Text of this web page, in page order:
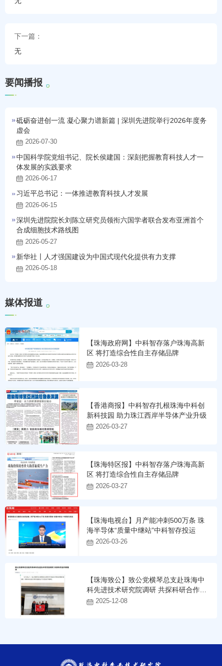
下一篇：
无
要闻播报
砥砺奋进创一流 凝心聚力谱新篇 | 深圳先进院举行2026年度务
虚会
2026-07-30
中国科学院党组书记、院长侯建国：深刻把握教育科技人才一
体发展的实践要求
2026-06-17
习近平总书记：一体推进教育科技人才发展
2026-06-15
深圳先进院院长刘陈立研究员领衔六国学者联合发布亚洲首个
合成细胞技术路线图
2026-05-27
新华社丨人才强国建设为中国式现代化提供有力支撑
2026-05-18
媒体报道
【珠海政府网】中科智存落户珠海高新
区 将打造综合性自主存储品牌
2026-03-28
【香港商报】中科智存扎根珠海中科创
新科技园 助力珠江西岸半导体产业升级
2026-03-27
【珠海特区报】中科智存落户珠海高新
区 将打造综合性自主存储品牌
2026-03-27
【珠海电视台】月产能冲刺500万条 珠
海半导体“质量中继站”中科智存投运
2026-03-26
【珠海致公】致公党横琴总支赴珠海中
科先进技术研究院调研 共探科研合作新
路径2025-12-08